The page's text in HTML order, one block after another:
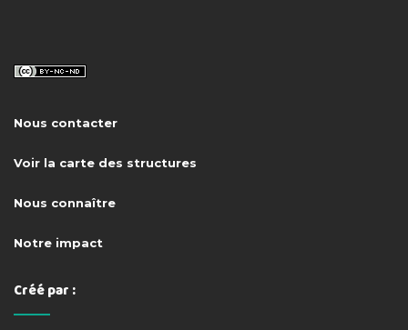
Nous contacter
Voir la carte des structures
Nous connaître
Notre impact
Créé par :